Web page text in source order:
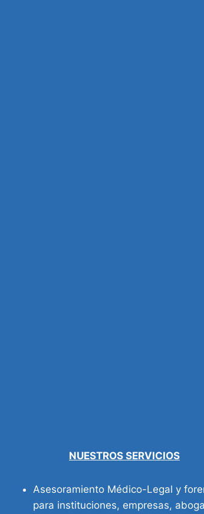
NUESTROS SERVICIOS
Asesoramiento Médico-Legal y
para instituciones, empresas,